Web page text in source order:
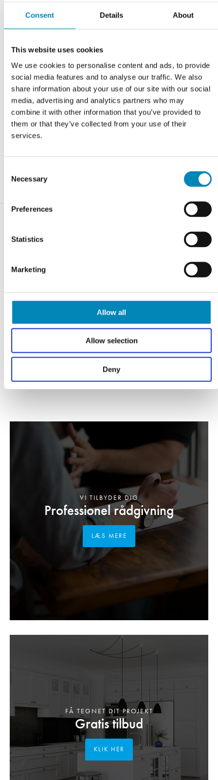
Consent Details About
This website uses cookies
We use cookies to personalise content and ads, to provide
social media features and to analyse our traffic. We also
share information about your use of our site with our social
media, advertising and analytics partners who may
combine it with other information that you’ve provided to
them or that they’ve collected from your use of their
services.
Selection
Necessary
Preferences
Statistics
Marketing
Allow all
Allow selection
Deny
Har du brug for hjælp?
Kontoret er åbent alle ugens dage 9-22. Tlf. 9743 0500
RING MIG OP
KONTAKT OS
Varebeskrivelse
Har du husket?
Professionel rådgivning
VI TILBYDER DIG
LÆS MERE
Gratis tilbud
FÅ TEGNET DIT PROJEKT
KLIK HER